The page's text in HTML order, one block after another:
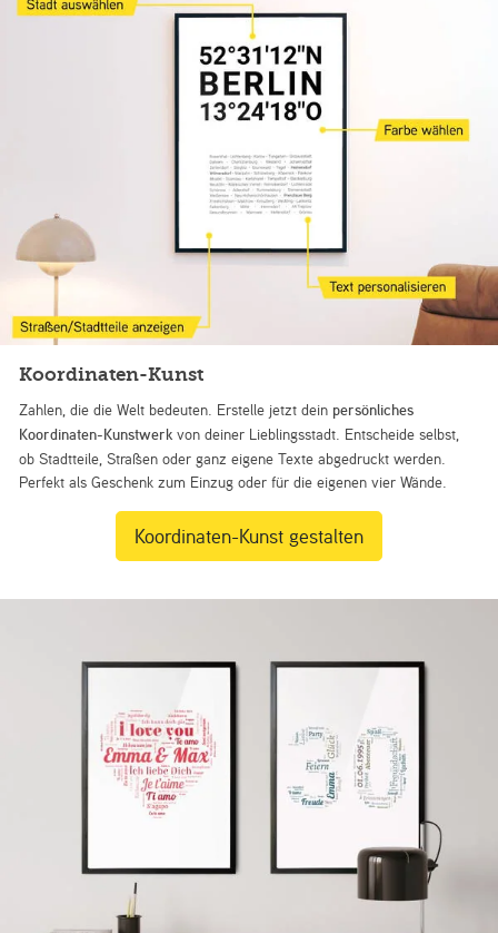
Koordinaten-Kunst
Zahlen, die die Welt bedeuten. Erstelle jetzt dein persönliches
Koordinaten-Kunstwerk von deiner Lieblingsstadt. Entscheide selbst,
ob Stadtteile, Straßen oder ganz eigene Texte abgedruckt werden.
Perfekt als Geschenk zum Einzug oder für die eigenen vier Wände.
Koordinaten-Kunst gestalten